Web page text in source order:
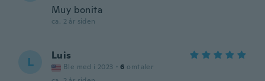
Muy bonita
ca. 2 år siden
L Luis
Ble med i 2023 · 6 omtaler